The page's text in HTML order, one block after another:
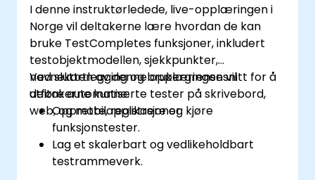
I denne instruktørledede, live-opplæringen i
Norge vil deltakerne lære hvordan de kan
bruke TestCompletes funksjoner, inkludert
testobjektmodellen, sjekkpunkter,
navnekartlegging og brukergrensesnitt for å
utføre automatiserte tester på skrivebord,
web, og mobilapplikasjoner.
Ved slutten av denne opplæringen vil
deltakerne kunne:
Opprette, registrere og kjøre
funksjonstester.
Lag et skalerbart og vedlikeholdbart
testrammeverk.